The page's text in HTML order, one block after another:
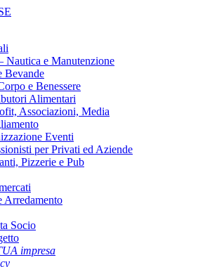
Nautica e Manutenzione
Bevande
e Benessere
Alimentari
Associazioni, Media
Eventi
per Privati ed Aziende
Pizzerie e Pub
Arredamento
Socio
impresa